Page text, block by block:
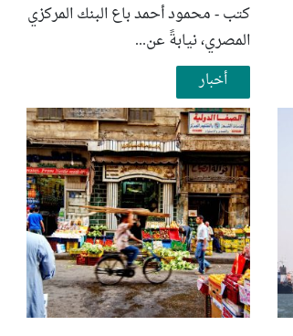
كتب - محمود أحمد باع البنك المركزي
المصري، نيابةً عن...
أخبار